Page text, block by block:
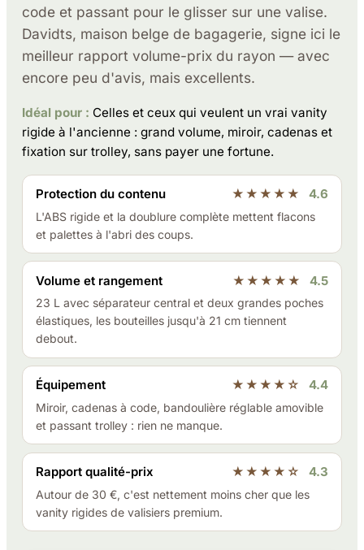
code et passant pour le glisser sur une valise.
Davidts, maison belge de bagagerie, signe ici le
meilleur rapport volume-prix du rayon — avec
encore peu d'avis, mais excellents.
Idéal pour : Celles et ceux qui veulent un vrai vanity
rigide à l'ancienne : grand volume, miroir, cadenas et
fixation sur trolley, sans payer une fortune.
Protection du contenu ★★★★★ 4.6
L'ABS rigide et la doublure complète mettent flacons
et palettes à l'abri des coups.
Volume et rangement ★★★★★ 4.5
23 L avec séparateur central et deux grandes poches
élastiques, les bouteilles jusqu'à 21 cm tiennent
debout.
Équipement ★★★★☆ 4.4
Miroir, cadenas à code, bandoulière réglable amovible
et passant trolley : rien ne manque.
Rapport qualité-prix ★★★★☆ 4.3
Autour de 30 €, c'est nettement moins cher que les
vanity rigides de valisiers premium.